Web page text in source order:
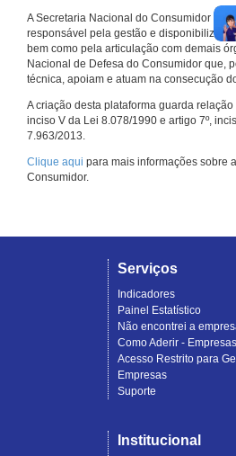
A Secretaria Nacional do Consumidor do
responsável pela gestão e
bem como pela articulação com demais
Nacional de Defesa do Consumidor que,
técnica, apoiam e atuam na consecução
A criação desta plataforma guarda
inciso V da Lei 8.078/1990 e artigo 7º,
7.963/2013.
Clique aqui para mais informações sobre
Consumidor.
Serviços
Indicadores
Painel Estatístico
Não encontrei a
Como Aderir - Empresas
Acesso Restrito para
Empresas
Suporte
Institucional